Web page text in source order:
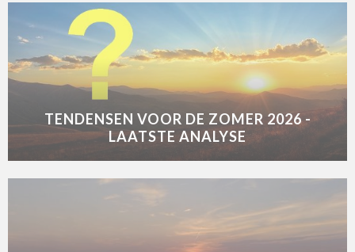
TENDENSEN VOOR DE ZOMER 2026 -
LAATSTE ANALYSE